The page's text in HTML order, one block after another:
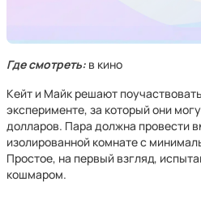
Где смотреть: в кино
Кейт и Майк решают
эксперименте, за который они
долларов. Пара должна провести
изолированной комнате с
Простое, на первый взгляд,
кошмаром.